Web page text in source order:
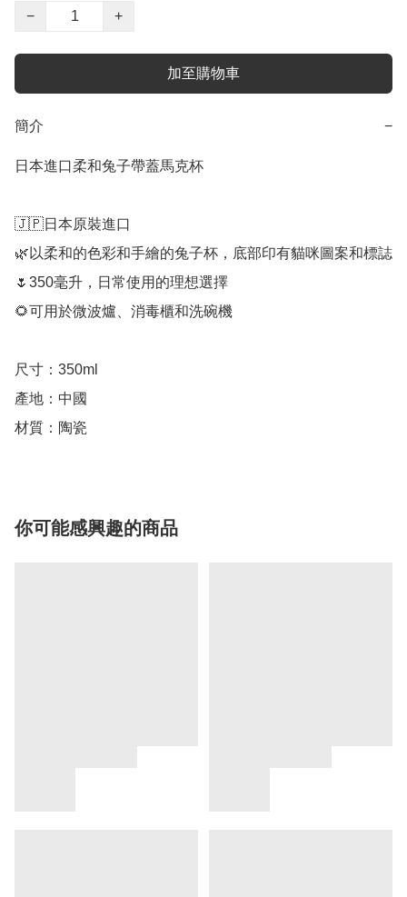
−
+
加至購物車
簡介 −
日本進口柔和兔子帶蓋馬克杯
🇯🇵日本原裝進口
🌿以柔和的色彩和手繪的兔子杯，底部印有貓咪圖案和標誌
🌷350毫升，日常使用的理想選擇
🌻可用於微波爐、消毒櫃和洗碗機
尺寸：350ml
產地：中國
你可能感興趣的商品